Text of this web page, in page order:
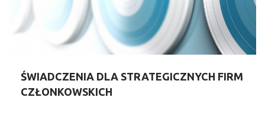
ŚWIADCZENIA DLA STRATEGICZNYCH FIRM
CZŁONKOWSKICH